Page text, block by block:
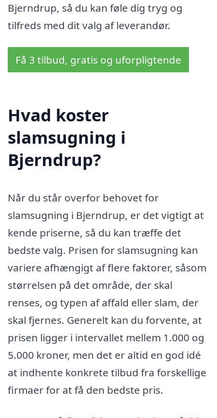
Bjerndrup, så du kan føle dig tryg og
tilfreds med dit valg af leverandør.
Få 3 tilbud, gratis og uforpligtende
Hvad koster
slamsugning i
Bjerndrup?
Når du står overfor behovet for
slamsugning i Bjerndrup, er det vigtigt at
kende priserne, så du kan træffe det
bedste valg. Prisen for slamsugning kan
variere afhængigt af flere faktorer, såsom
størrelsen på det område, der skal
renses, og typen af affald eller slam, der
skal fjernes. Generelt kan du forvente, at
prisen ligger i intervallet mellem 1.000 og
5.000 kroner, men det er altid en god idé
at indhente konkrete tilbud fra forskellige
firmaer for at få den bedste pris.